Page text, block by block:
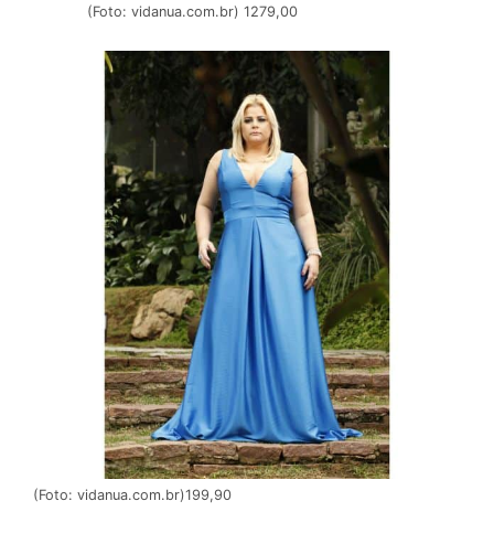
(Foto: vidanua.com.br) 1279,00
(Foto: vidanua.com.br)199,90